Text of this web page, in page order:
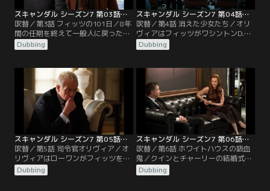
スキャンダル シーズン7 第03話／吹替
吹替／第3話 フィッツの101日／8年
間の任期を終えて一般人に戻ったフ
ィッツ。気ままなひとり暮らしにわ
びしさを覚えるフィッツだったが、
統領図書館」建設に向けて、マーカ
スとの二人三脚が始まった。しか
し、順調だった2人の関係が徐々に
きしみ始め、寄付金集めをきっかけ
にマーカスの不満が爆発する。同じ
ころ、フィッツ邸に…。
Dubbing
スキャンダル シーズン7 第04話／吹替
吹替／第4話 消えた少女たち／オリ
ヴィアはフィッツがワシントンD.C.
に戻ってきたことに困惑していた。
フィッツは黒人の少女が行方不明に
説明。オリヴィアに協力を求める
が、核安全サミットの準備があるオ
リヴィアはクインの事務所QPAに持
ち込むように言ってフィッツを突き
放す。一方メリーとラシャド大統領
は、お互いに…。
Dubbing
スキャンダル シーズン7 第05話／吹替
吹替／第5話 司令官オリヴィア／オ
リヴィアはローワンがフィッツを抱
き込んでいたことに激怒。オリヴィ
アの暴走を案じたフィッツは、メリ
Dubbing
スキャンダル シーズン7 第06話／吹替
吹替／第6話 ホワイトハウスの吸血
鬼／クインとチャーリーの結婚式前
夜。クインに呼び出されたオリヴィ
アは、ラシャドとヤスミンを殺した
Dubbing